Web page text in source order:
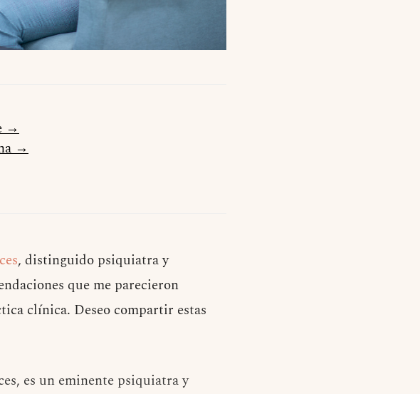
→
→
, distinguido psiquiatra y
que me parecieron
clínica. Deseo compartir estas
es un eminente psiquiatra y